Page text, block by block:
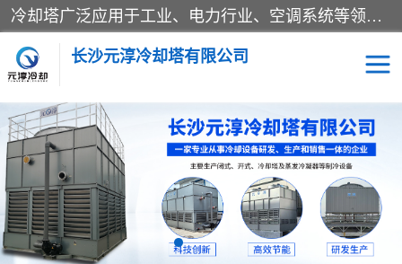
冷却塔广泛应用于工业、电力行业、空调系统等领域。在电力行业中，用于冷却发电机组的循环水；在工业生产中，如化工、冶金等行业，可降低生产过程中产生的热量；在空调系统中，为空调设备提供冷却水源
长沙元淳冷却塔有限公司
方形开式冷却塔 圆形冷却塔
闭式冷却塔 水箱
电控箱 水泵